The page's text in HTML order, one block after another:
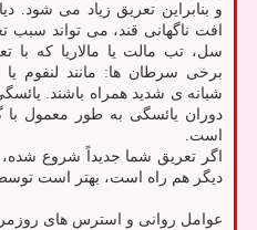
و بنابراین تعریق زیاد می شود.
افت ناگهانی قند، می تواند
سل، تب مالت یا مالاریا که با
برخی سرطان ها: مانند لنفوم
شبانه ی شدید همراه باشند.
دوران یائسگی به طور معمول با
است.
اگر تعریق شما جدیداً شروع
دیگر هم راه است، بهتر است
عوامل روانی و استرس های